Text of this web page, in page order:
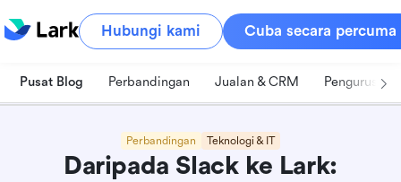
Hubungi kami Cuba secara percuma
Pusat Blog Perbandingan Jualan & CRM Pengurusan
Perbandingan Teknologi & IT
Daripada Slack ke Lark: